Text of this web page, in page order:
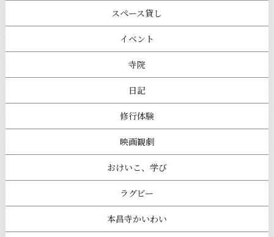
スペース貸し
イベント
寺院
日記
修行体験
映画観劇
おけいこ、学び
ラグビー
本昌寺かいわい